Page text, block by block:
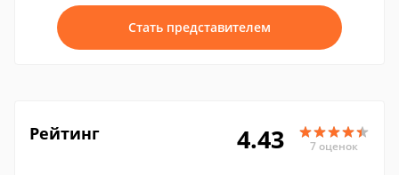
Стать представителем
Рейтинг 4.43 7 оценок